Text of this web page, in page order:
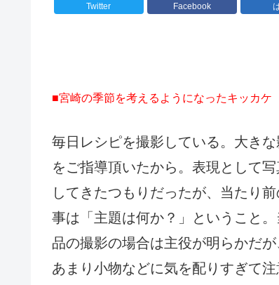
Twitter Facebook
■宮崎の季節を考えるようになったキッカケ
毎日レシピを撮影している。大き
をご指導頂いたから。表現として
してきたつもりだったが、当たり
事は「主題は何か？」ということ
品の撮影の場合は主役が明らかだ
あまり小物などに気を配りすぎて